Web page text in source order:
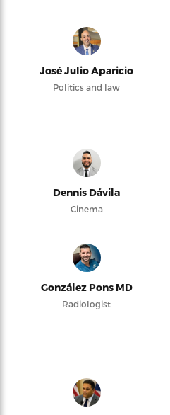
José Julio Aparicio
Politics and law
Dennis Dávila
Cinema
González Pons MD
Radiologist